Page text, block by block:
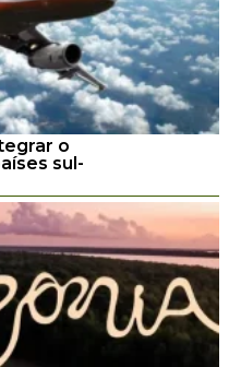
o
sul-